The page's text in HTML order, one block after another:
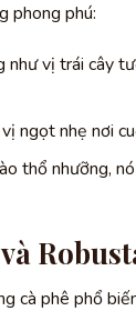
phong phú:
vị trái cây
ngọt nhẹ nơi
thổ nhưỡng,
cà phê phổ